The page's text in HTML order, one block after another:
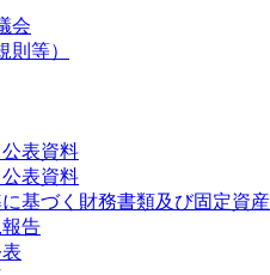
会
則等）
表資料
表資料
基づく財務書類及び固定資
告